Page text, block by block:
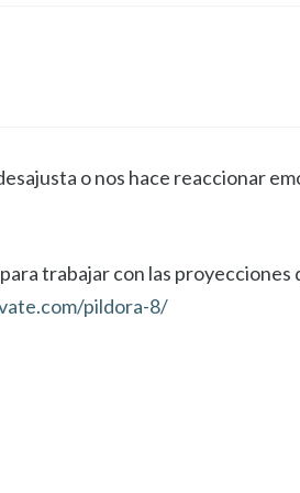
o nos hace reaccionar
trabajar con las
pildora-8/